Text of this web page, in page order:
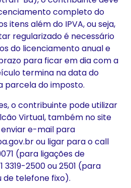
completo do
itens além do IPVA, ou seja,
regularizado é necessário
do licenciamento anual e
para ficar em dia com a
termina na data do
parcela do imposto.
o contribuinte pode utilizar
Virtual, também no site
enviar e-mail para
ou ligar para o call
(para ligações de
3319-2500 ou 2501 (para
de telefone fixo).